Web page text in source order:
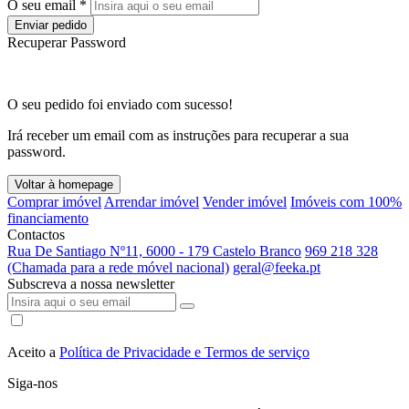
O seu email *
Enviar pedido
Recuperar Password
O seu pedido foi enviado com sucesso!
Irá receber um email com as instruções para recuperar a sua
password.
Voltar à homepage
Comprar imóvel Arrendar imóvel Vender imóvel Imóveis com 100%
financiamento
Contactos
Rua De Santiago Nº11, 6000 - 179 Castelo Branco 969 218 328
(Chamada para a rede móvel nacional) geral@feeka.pt
Subscreva a nossa newsletter
Aceito a Política de Privacidade e Termos de serviço
Siga-nos